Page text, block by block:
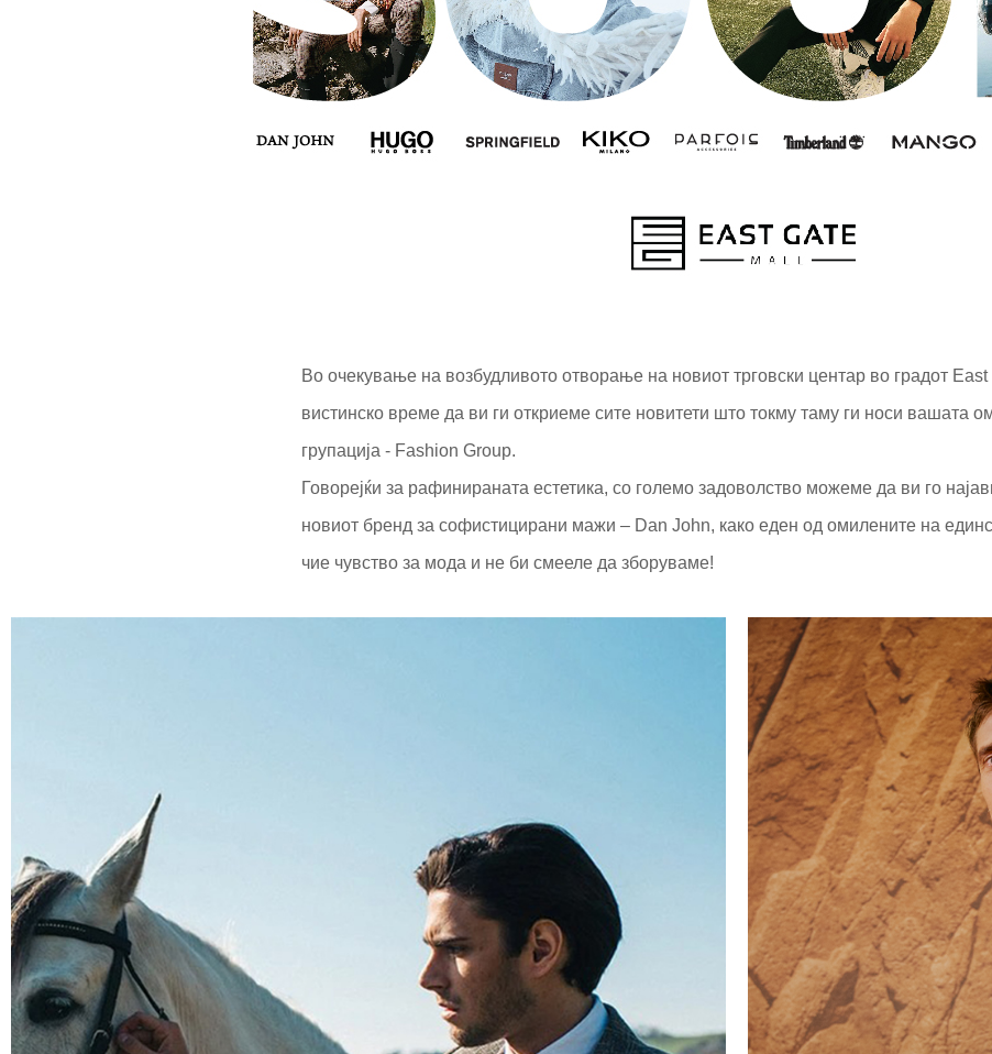
Во очекување на возбудливото отворање на новиот трговски центар во градот East
вистинско време да ви ги откриеме сите новитети што токму таму ги носи вашата
групација - Fashion Group.
Говорејќи за рафинираната естетика, со големо задоволство можеме да ви го
новиот бренд за софистицирани мажи – Dan John, како еден од омилените на
чие чувство за мода и не би смееле да зборуваме!